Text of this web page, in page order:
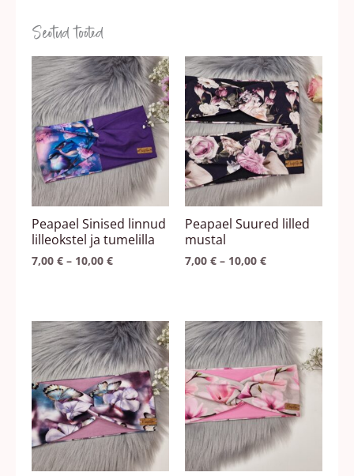
Seotud tooted
Peapael Sinised linnud
lilleokstel ja tumelilla
7,00 € – 10,00 €
Hinnavahemik:
7,00 €
kuni
10,00 €
Sellel
tootel
on
mitu
varianti.
Valikuid
saab
teha
tootelehel.
Peapael Suured lilled
mustal
7,00 € – 10,00 €
Hinnavahemik:
7,00 €
kuni
10,00 €
Sellel
tootel
on
mitu
varianti.
Valikuid
saab
teha
tootelehel.
Hinnavahemik:
7,00 €
kuni
10,00 €
Sellel
tootel
on
mitu
varianti.
Valikuid
saab
Hinnavahemik:
7,00 €
kuni
10,00 €
Sellel
tootel
on
mitu
varianti.
Valikuid
saab